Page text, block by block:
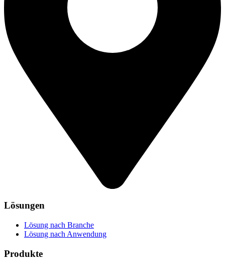
Lösungen
Lösung nach Branche
Lösung nach Anwendung
Produkte